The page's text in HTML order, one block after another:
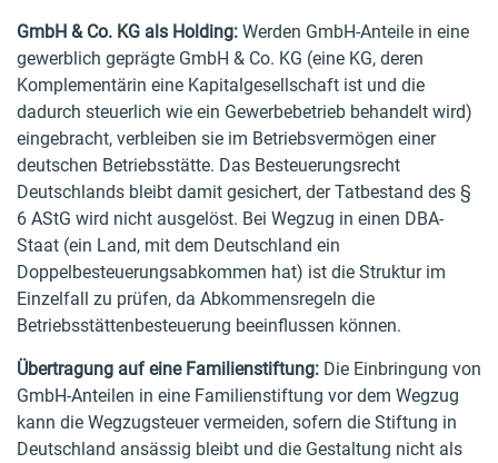
GmbH & Co. KG als Holding: Werden GmbH-Anteile in eine
gewerblich geprägte GmbH & Co. KG (eine KG, deren
Komplementärin eine Kapitalgesellschaft ist und die
dadurch steuerlich wie ein Gewerbebetrieb behandelt wird)
eingebracht, verbleiben sie im Betriebsvermögen einer
deutschen Betriebsstätte. Das Besteuerungsrecht
Deutschlands bleibt damit gesichert, der Tatbestand des §
6 AStG wird nicht ausgelöst. Bei Wegzug in einen DBA-
Staat (ein Land, mit dem Deutschland ein
Doppelbesteuerungsabkommen hat) ist die Struktur im
Einzelfall zu prüfen, da Abkommensregeln die
Betriebsstättenbesteuerung beeinflussen können.
Übertragung auf eine Familienstiftung: Die Einbringung von
GmbH-Anteilen in eine Familienstiftung vor dem Wegzug
kann die Wegzugsteuer vermeiden, sofern die Stiftung in
Deutschland ansässig bleibt und die Gestaltung nicht als